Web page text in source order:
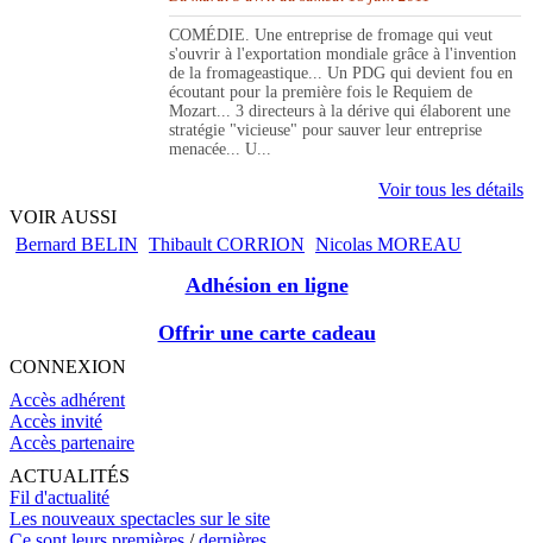
COMÉDIE. Une entreprise de fromage qui veut
s'ouvrir à l'exportation mondiale grâce à l'invention
de la fromageastique... Un PDG qui devient fou en
écoutant pour la première fois le Requiem de
Mozart... 3 directeurs à la dérive qui élaborent une
stratégie "vicieuse" pour sauver leur entreprise
menacée... U...
Voir tous les détails
VOIR AUSSI
Bernard BELIN Thibault CORRION Nicolas MOREAU
Adhésion en ligne
Offrir une carte cadeau
CONNEXION
Accès adhérent
Accès invité
Accès partenaire
ACTUALITÉS
Fil d'actualité
Les nouveaux spectacles sur le site